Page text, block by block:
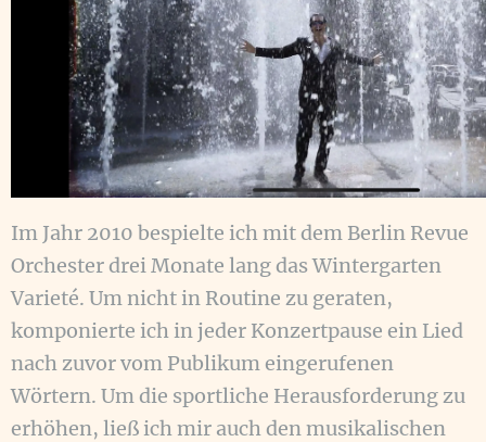
Im Jahr 2010 bespielte ich mit dem Berlin Revue
Orchester drei Monate lang das Wintergarten
Varieté. Um nicht in Routine zu geraten,
komponierte ich in jeder Konzertpause ein Lied
nach zuvor vom Publikum eingerufenen
Wörtern. Um die sportliche Herausforderung zu
erhöhen, ließ ich mir auch den musikalischen